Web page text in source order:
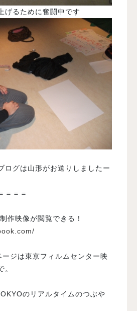
げるために奮闘中です
ログは山形がお送りしましたー
＝＝＝
作映像が閲覧できる！
ジは東京フィルムセンター映
。
のリアルタイムのつぶや